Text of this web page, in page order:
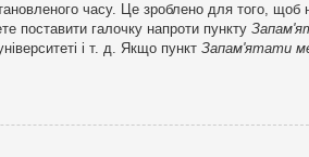
часу. Це зроблено для того, щоб
поставити галочку напроти пункту
і т. д. Якщо пункт Запам'ятати